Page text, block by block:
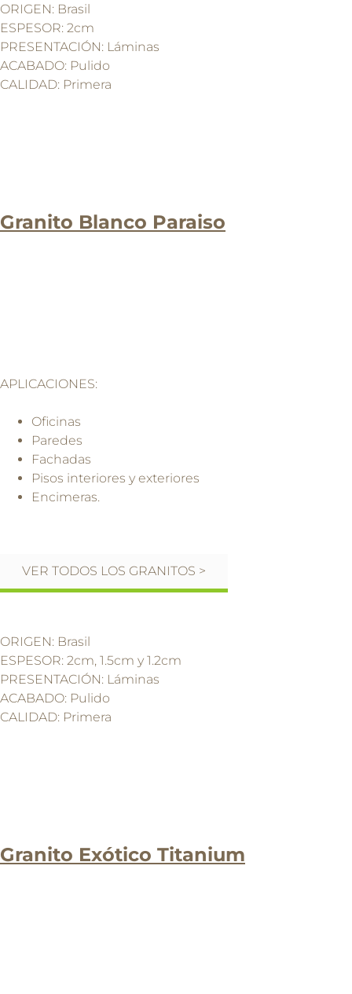
ORIGEN: Brasil
ESPESOR: 2cm
PRESENTACIÓN: Láminas
ACABADO: Pulido
CALIDAD: Primera
Granito Blanco Paraiso
APLICACIONES:
Oficinas
Paredes
Fachadas
Pisos interiores y exteriores
Encimeras.
VER TODOS LOS GRANITOS >
ORIGEN: Brasil
ESPESOR: 2cm, 1.5cm y 1.2cm
PRESENTACIÓN: Láminas
ACABADO: Pulido
CALIDAD: Primera
Granito Exótico Titanium